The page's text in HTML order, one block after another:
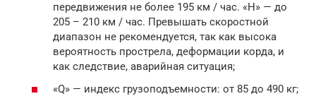
передвижения не более 195 км / час. «Н» — до
205 – 210 км / час. Превышать скоростной
диапазон не рекомендуется, так как высока
вероятность прострела, деформации корда, и
как следствие, аварийная ситуация;
«Q» — индекс грузоподъемности: от 85 до 490 кг;